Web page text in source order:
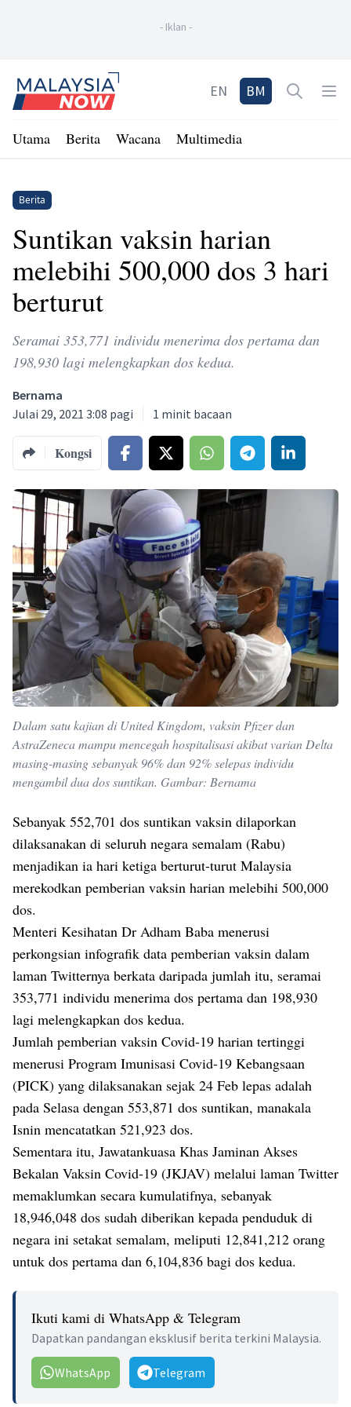
- Iklan -
Home
EN BM Open
Utama Berita Wacana Multimedia
Berita
Suntikan vaksin harian
melebihi 500,000 dos 3 hari
berturut
Seramai 353,771 individu menerima dos pertama dan
198,930 lagi melengkapkan dos kedua.
Bernama
Julai 29, 2021 3:08 pagi
1 minit bacaan
Kongsi
Dalam satu kajian di United Kingdom, vaksin Pfizer dan
AstraZeneca mampu mencegah hospitalisasi akibat varian Delta
masing-masing sebanyak 96% dan 92% selepas individu
mengambil dua dos suntikan. Gambar: Bernama
Sebanyak 552,701 dos suntikan vaksin dilaporkan
dilaksanakan di seluruh negara semalam (Rabu)
menjadikan ia hari ketiga berturut-turut Malaysia
merekodkan pemberian vaksin harian melebihi 500,000
dos.
Menteri Kesihatan Dr Adham Baba menerusi
perkongsian infografik data pemberian vaksin dalam
laman Twitternya berkata daripada jumlah itu, seramai
353,771 individu menerima dos pertama dan 198,930
lagi melengkapkan dos kedua.
Jumlah pemberian vaksin Covid-19 harian tertinggi
menerusi Program Imunisasi Covid-19 Kebangsaan
(PICK) yang dilaksanakan sejak 24 Feb lepas adalah
pada Selasa dengan 553,871 dos suntikan, manakala
Isnin mencatatkan 521,923 dos.
Sementara itu, Jawatankuasa Khas Jaminan Akses
Bekalan Vaksin Covid-19 (JKJAV) melalui laman Twitter
memaklumkan secara kumulatifnya, sebanyak
18,946,048 dos sudah diberikan kepada penduduk di
negara ini setakat semalam, meliputi 12,841,212 orang
untuk dos pertama dan 6,104,836 bagi dos kedua.
Ikuti kami di WhatsApp & Telegram
Dapatkan pandangan eksklusif berita terkini Malaysia.
WhatsApp Telegram